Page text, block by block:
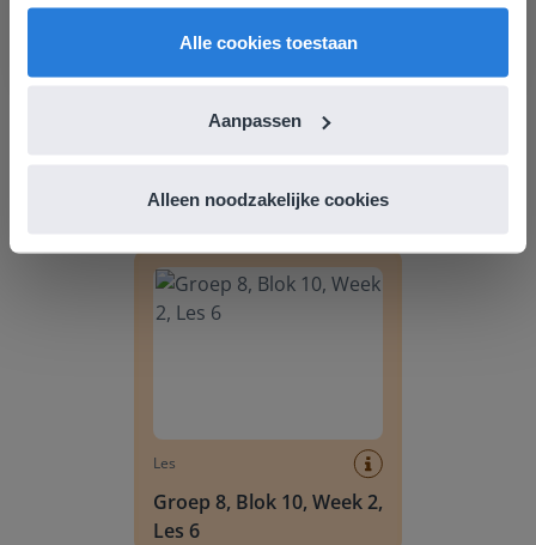
Alle cookies toestaan
Aanpassen
Alleen noodzakelijke cookies
Les
Groep 8, Blok 10, Week 2,
Les 6
English
Vlaanderen